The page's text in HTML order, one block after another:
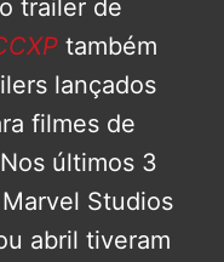
trailer de
também
lançados
filmes de
últimos 3
Studios
abril tiveram